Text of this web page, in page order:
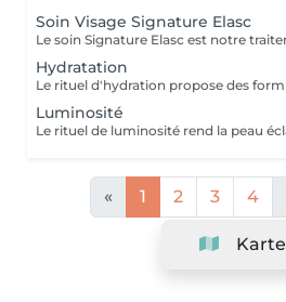
Soin Visage Signature Elasc
Hydratation
Luminosité
« 1 2 3 4
Karte